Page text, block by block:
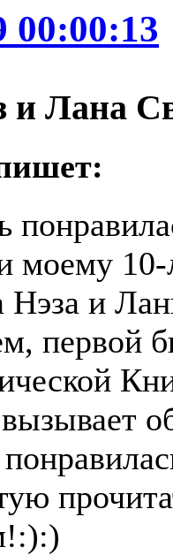
00:00:13
и Лана
моему 10-
Нэза и
первой